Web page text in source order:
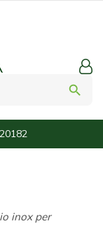
search
inox per